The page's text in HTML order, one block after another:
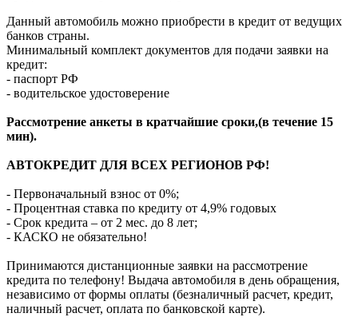
Данный автомобиль можно приобрести в кредит от ведущих
банков страны.
Минимальный комплект документов для подачи заявки на
кредит:
- паспорт РФ
- водительское удостоверение
Рассмотрение анкеты в кратчайшие сроки,(в течение 15
мин).
АВТОКРЕДИТ ДЛЯ ВСЕХ РЕГИОНОВ РФ!
- Первоначальный взнос от 0%;
- Процентная ставка по кредиту от 4,9% годовых
- Срок кредита – от 2 мес. до 8 лет;
- КАСКО не обязательно!
Принимаются дистанционные заявки на рассмотрение
кредита по телефону! Выдача автомобиля в день обращения,
независимо от формы оплаты (безналичный расчет, кредит,
наличный расчет, оплата по банковской карте).